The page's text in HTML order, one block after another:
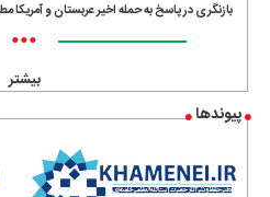
بازنگری در پاسخ به حمله اخیر عربستان و آمریکا
•••
بیشتر
پیوندها